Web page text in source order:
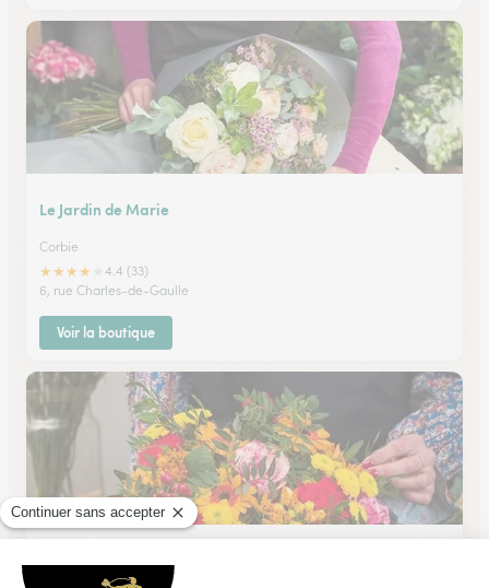
Le Jardin de Marie
Corbie
★★★★
4.4 (33)
6, rue Charles-de-Gaulle
Voir la boutique
Aux Fleurs de Moreuil